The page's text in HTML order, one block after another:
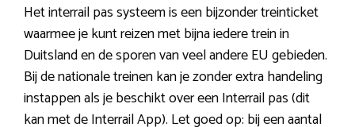
Het interrail pas systeem is een bijzonder treinticket
waarmee je kunt reizen met bijna iedere trein in
Duitsland en de sporen van veel andere EU gebieden.
Bij de nationale treinen kan je zonder extra handeling
instappen als je beschikt over een Interrail pas (dit
kan met de Interrail App). Let goed op: bij een aantal